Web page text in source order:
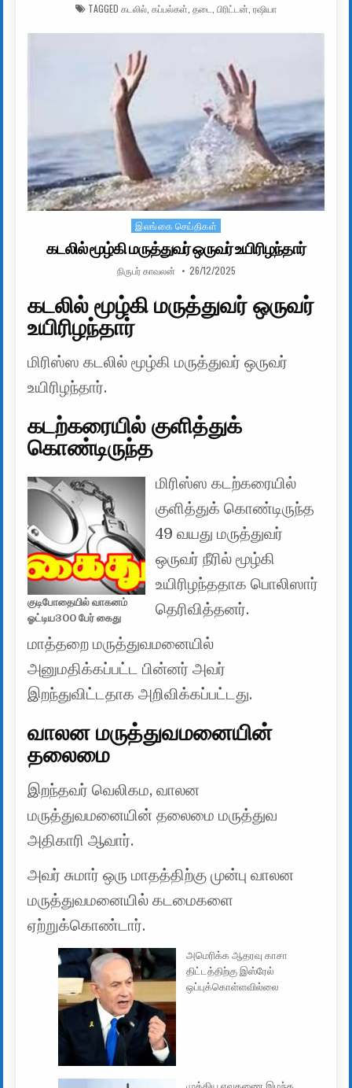
TAGGED கடலில் கப்பல்கள் தடை பிரிட்டன் ரஷியா
Posted in
இலங்கை செய்திகள்
கடலில் மூழ்கி மருத்துவர் ஒருவர் உயிரிழந்தார்
AUTHOR:
நிருபர் காவலன் PUBLISHED DATE:
26/12/2025
கடலில் மூழ்கி மருத்துவர் ஒருவர்
உயிரிழந்தார்
மிரிஸ்ஸ கடலில் மூழ்கி மருத்துவர் ஒருவர்
உயிரிழந்தார்.
கடற்கரையில் குளித்துக்
கொண்டிருந்த
குடிபோதையில் வாகனம்
ஓட்டிய300 பேர் கைது
மிரிஸ்ஸ கடற்கரையில்
குளித்துக் கொண்டிருந்த
49 வயது மருத்துவர்
ஒருவர் நீரில் மூழ்கி
உயிரிழந்ததாக பொலிஸார்
தெரிவித்தனர்.
மாத்தறை மருத்துவமனையில்
அனுமதிக்கப்பட்ட பின்னர் அவர்
இறந்துவிட்டதாக அறிவிக்கப்பட்டது.
வாலன மருத்துவமனையின்
தலைமை
இறந்தவர் வெலிகம, வாலன
மருத்துவமனையின் தலைமை மருத்துவ
அதிகாரி ஆவார்.
அவர் சுமார் ஒரு மாதத்திற்கு முன்பு வாலன
மருத்துவமனையில் கடமைகளை
ஏற்றுக்கொண்டார்.
அமெரிக்க ஆதரவு காசா
திட்டத்திற்கு இஸ்ரேல்
ஒப்புக்கொள்ளவில்லை